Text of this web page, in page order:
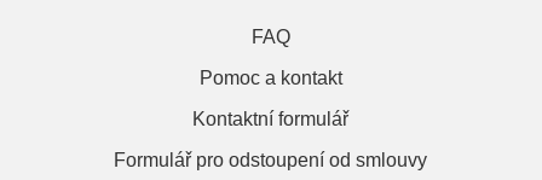
FAQ
Pomoc a kontakt
Kontaktní formulář
Formulář pro odstoupení od smlouvy